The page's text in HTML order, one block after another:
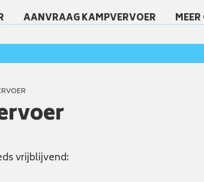
AANVRAAG KAMPVERVOER
vrijblijvend: